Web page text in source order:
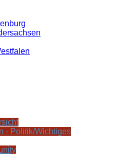
- Politik/Wichtiges